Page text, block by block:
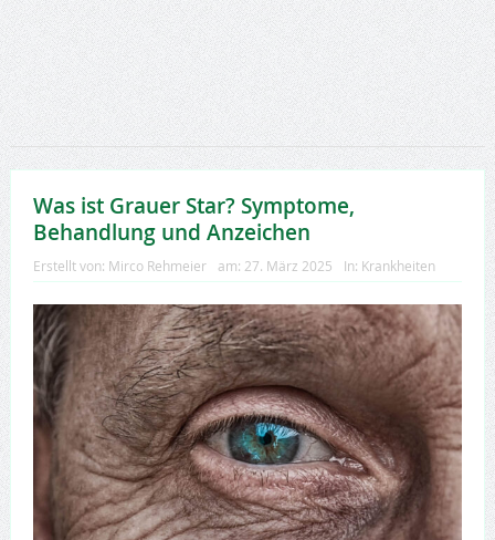
Was ist Grauer Star? Symptome,
Behandlung und Anzeichen
Erstellt von: Mirco Rehmeier am: 27. März 2025 In: Krankheiten